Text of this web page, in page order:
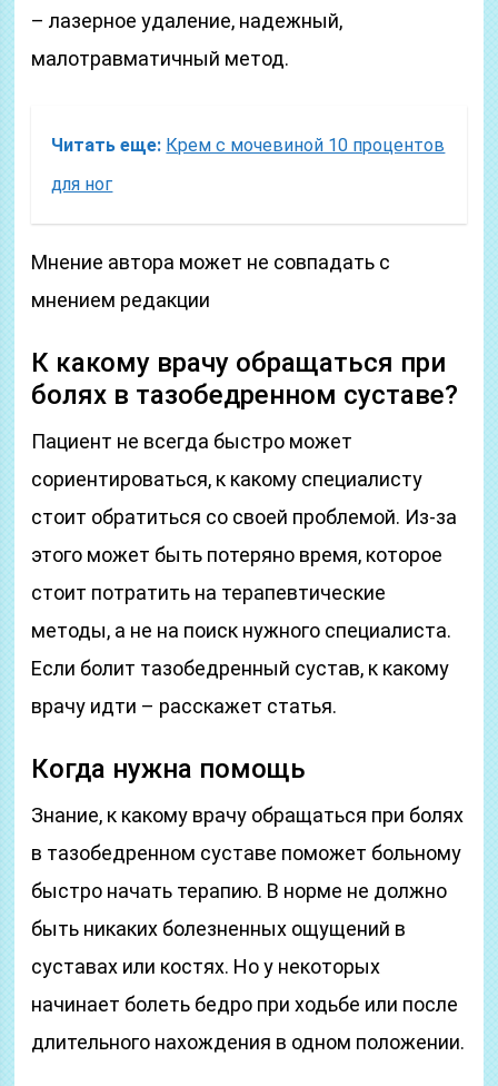
– лазерное удаление, надежный,
малотравматичный метод.
Читать еще: Крем с мочевиной 10 процентов
для ног
Мнение автора может не совпадать с
мнением редакции
К какому врачу обращаться при
болях в тазобедренном суставе?
Пациент не всегда быстро может
сориентироваться, к какому специалисту
стоит обратиться со своей проблемой. Из-за
этого может быть потеряно время, которое
стоит потратить на терапевтические
методы, а не на поиск нужного специалиста.
Если болит тазобедренный сустав, к какому
врачу идти – расскажет статья.
Когда нужна помощь
Знание, к какому врачу обращаться при болях
в тазобедренном суставе поможет больному
быстро начать терапию. В норме не должно
быть никаких болезненных ощущений в
суставах или костях. Но у некоторых
начинает болеть бедро при ходьбе или после
длительного нахождения в одном положении.